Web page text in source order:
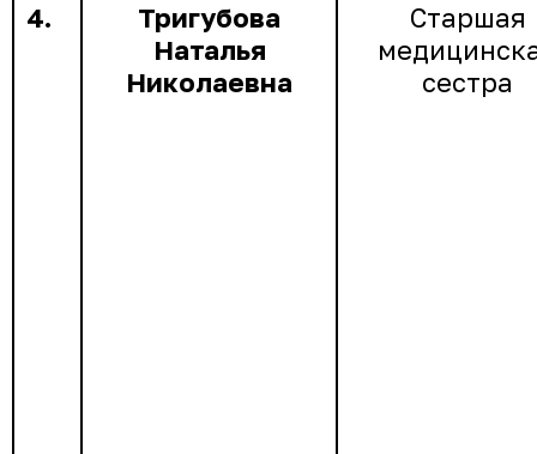
4.
Тригубова
Наталья
Николаевна
Старшая
сестра